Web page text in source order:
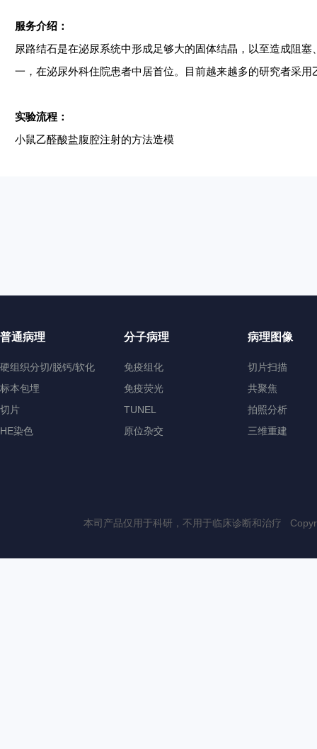
服务介绍：
尿路结石是在泌尿系统中形成足够大的固体结晶，以至造成阻
一，在泌尿外科住院患者中居首位。目前越来越多的研究者采
实验流程：
小鼠乙醛酸盐腹腔注射的方法造模
普通病理
硬组织分切/脱钙/软化
标本包埋
切片
HE染色
分子病理
免疫组化
免疫荧光
TUNEL
原位杂交
病理图像
切片扫描
共聚焦
拍照分析
三维重建
本司产品仅用于科研，不用于临床诊断和治疗